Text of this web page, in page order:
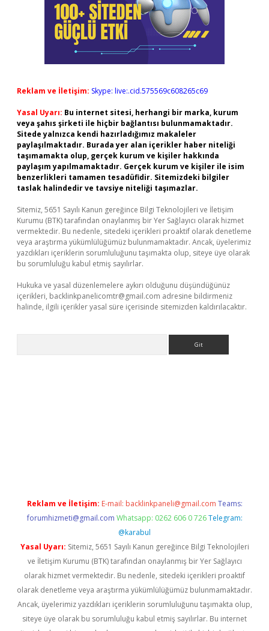
Reklam ve İletişim: Skype: live:.cid.575569c608265c69
Yasal Uyarı: Bu internet sitesi, herhangi bir marka, kurum
veya şahıs şirketi ile hiçbir bağlantısı bulunmamaktadır.
Sitede yalnızca kendi hazırladığımız makaleler
paylaşılmaktadır. Burada yer alan içerikler haber niteliği
taşımamakta olup, gerçek kurum ve kişiler hakkında
paylaşım yapılmamaktadır. Gerçek kurum ve kişiler ile isim
benzerlikleri tamamen tesadüfidir. Sitemizdeki bilgiler
taslak halindedir ve tavsiye niteliği taşımazlar.
Sitemiz, 5651 Sayılı Kanun gereğince Bilgi Teknolojileri ve İletişim
Kurumu (BTK) tarafından onaylanmış bir Yer Sağlayıcı olarak hizmet
vermektedir. Bu nedenle, sitedeki içerikleri proaktif olarak denetleme
veya araştırma yükümlülüğümüz bulunmamaktadır. Ancak, üyelerimiz
yazdıkları içeriklerin sorumluluğunu taşımakta olup, siteye üye olarak
bu sorumluluğu kabul etmiş sayılırlar.
Hukuka ve yasal düzenlemelere aykırı olduğunu düşündüğünüz
içerikleri, backlinkpanelicomtr@gmail.com adresine bildirmeniz
halinde, ilgili içerikler yasal süre içerisinde sitemizden kaldırılacaktır.
Reklam ve İletişim: E-mail: backlinkpaneli@gmail.com Teams:
forumhizmeti@gmail.com Whatsapp: 0262 606 0 726 Telegram:
@karabul
Yasal Uyarı: Sitemiz, 5651 Sayılı Kanun gereğince Bilgi Teknolojileri
ve İletişim Kurumu (BTK) tarafından onaylanmış bir Yer Sağlayıcı
olarak hizmet vermektedir. Bu nedenle, sitedeki içerikleri proaktif
olarak denetleme veya araştırma yükümlülüğümüz bulunmamaktadır.
Ancak, üyelerimiz yazdıkları içeriklerin sorumluluğunu taşımakta olup,
siteye üye olarak bu sorumluluğu kabul etmiş sayılırlar. Bu internet